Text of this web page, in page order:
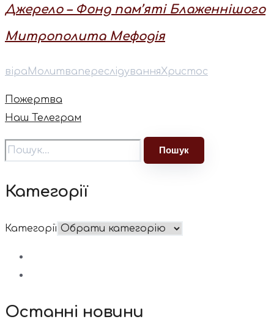
Джерело – Фонд пам’яті Блаженнішого
Митрополита Мефодія
віра МолитвапереслідуванняХристос
Пожертва
Наш Телеграм
Категорії
Категорії
Останні новини